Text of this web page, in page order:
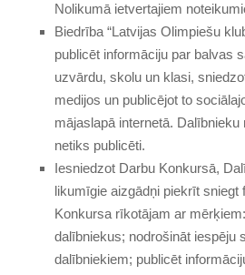
Nolikumā ietvertajiem
Biedrība “Latvijas Olimpiešu
publicēt informāciju par balvas
uzvārdu, skolu un klasi,
medijos un publicējot to
mājaslapā internetā.
netiks publicēti.
Iesniedzot Darbu Konkursā,
likumīgie aizgādņi piekrīt sniegt
Konkursa rīkotājam ar
dalībniekus; nodrošināt iespēju
dalībniekiem; publicēt